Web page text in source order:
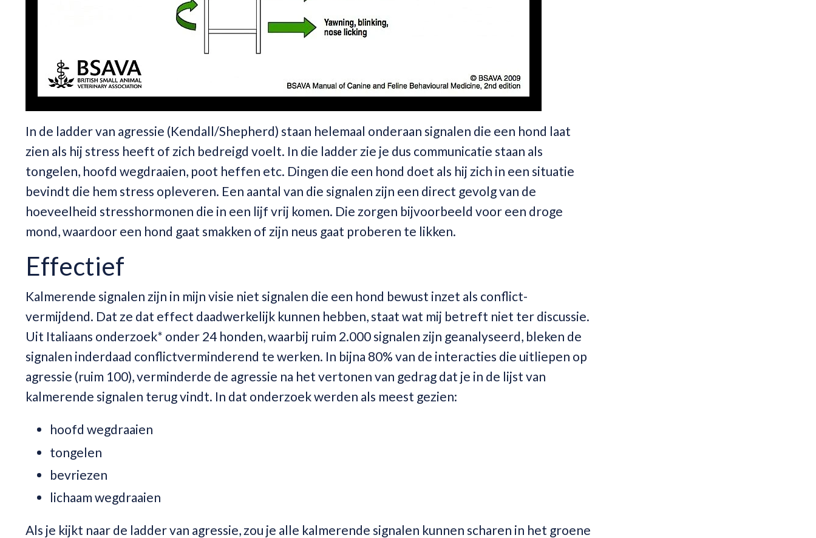
In de ladder van agressie (Kendall/Shepherd) staan helemaal onderaan signalen die een hond laat
zien als hij stress heeft of zich bedreigd voelt. In die ladder zie je dus communicatie staan als
tongelen, hoofd wegdraaien, poot heffen etc. Dingen die een hond doet als hij zich in een situatie
bevindt die hem stress opleveren. Een aantal van die signalen zijn een direct gevolg van de
hoeveelheid stresshormonen die in een lijf vrij komen. Die zorgen bijvoorbeeld voor een droge
mond, waardoor een hond gaat smakken of zijn neus gaat proberen te likken.
Effectief
Kalmerende signalen zijn in mijn visie niet signalen die een hond bewust inzet als conflict-
vermijdend. Dat ze dat effect daadwerkelijk kunnen hebben, staat wat mij betreft niet ter discussie.
Uit Italiaans onderzoek* onder 24 honden, waarbij ruim 2.000 signalen zijn geanalyseerd, bleken de
signalen inderdaad conflictverminderend te werken. In bijna 80% van de interacties die uitliepen op
agressie (ruim 100), verminderde de agressie na het vertonen van gedrag dat je in de lijst van
kalmerende signalen terug vindt. In dat onderzoek werden als meest gezien:
hoofd wegdraaien
tongelen
bevriezen
lichaam wegdraaien
Als je kijkt naar de ladder van agressie, zou je alle kalmerende signalen kunnen scharen in het groene